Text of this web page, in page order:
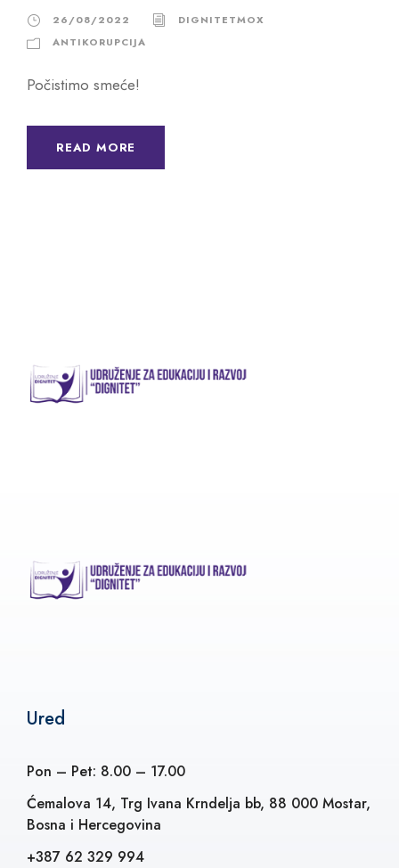
26/08/2022
DIGNITETMOX
ANTIKORUPCIJA
Počistimo smeće!
READ MORE
Ured
Pon – Pet: 8.00 – 17.00
Ćemalova 14, Trg Ivana Krndelja bb, 88 000 Mostar,
Bosna i Hercegovina
+387 62 329 994